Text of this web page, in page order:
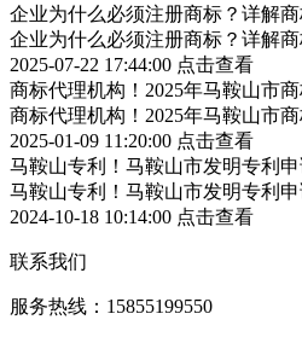
企业为什么必须注册商标？详解
企业为什么必须注册商标？详解
2025-07-22 17:44:00 点击查看
商标代理机构！2025年马鞍山市
商标代理机构！2025年马鞍山市
2025-01-09 11:20:00 点击查看
马鞍山专利！马鞍山市发明专利
马鞍山专利！马鞍山市发明专利
2024-10-18 10:14:00 点击查看
联系我们
服务热线：15855199550